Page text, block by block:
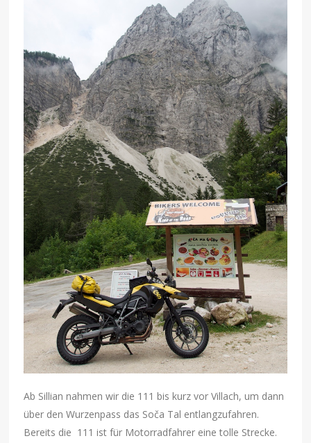
Ab Sillian nahmen wir die 111 bis kurz vor Villach, um dann
über den Wurzenpass das Soča Tal entlangzufahren.
Bereits die 111 ist für Motorradfahrer eine tolle Strecke.